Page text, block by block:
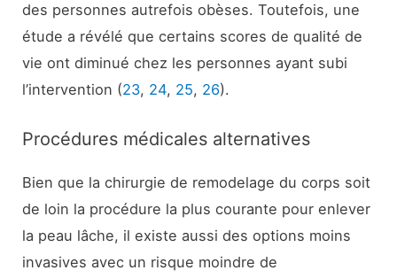
des personnes autrefois obèses. Toutefois, une
étude a révélé que certains scores de qualité de
vie ont diminué chez les personnes ayant subi
l’intervention (23, 24, 25, 26).
Procédures médicales alternatives
Bien que la chirurgie de remodelage du corps soit
de loin la procédure la plus courante pour enlever
la peau lâche, il existe aussi des options moins
invasives avec un risque moindre de